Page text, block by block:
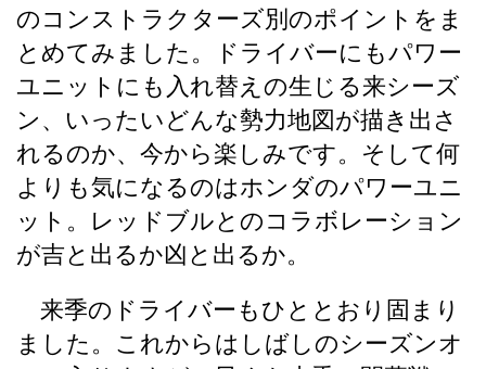
のコンストラクターズ別のポイントをま
とめてみました。ドライバーにもパワー
ユニットにも入れ替えの生じる来シーズ
ン、いったいどんな勢力地図が描き出さ
れるのか、今から楽しみです。そして何
よりも気になるのはホンダのパワーユニ
ット。レッドブルとのコラボレーション
が吉と出るか凶と出るか。
来季のドライバーもひととおり固まり
ました。これからはしばしのシーズンオ